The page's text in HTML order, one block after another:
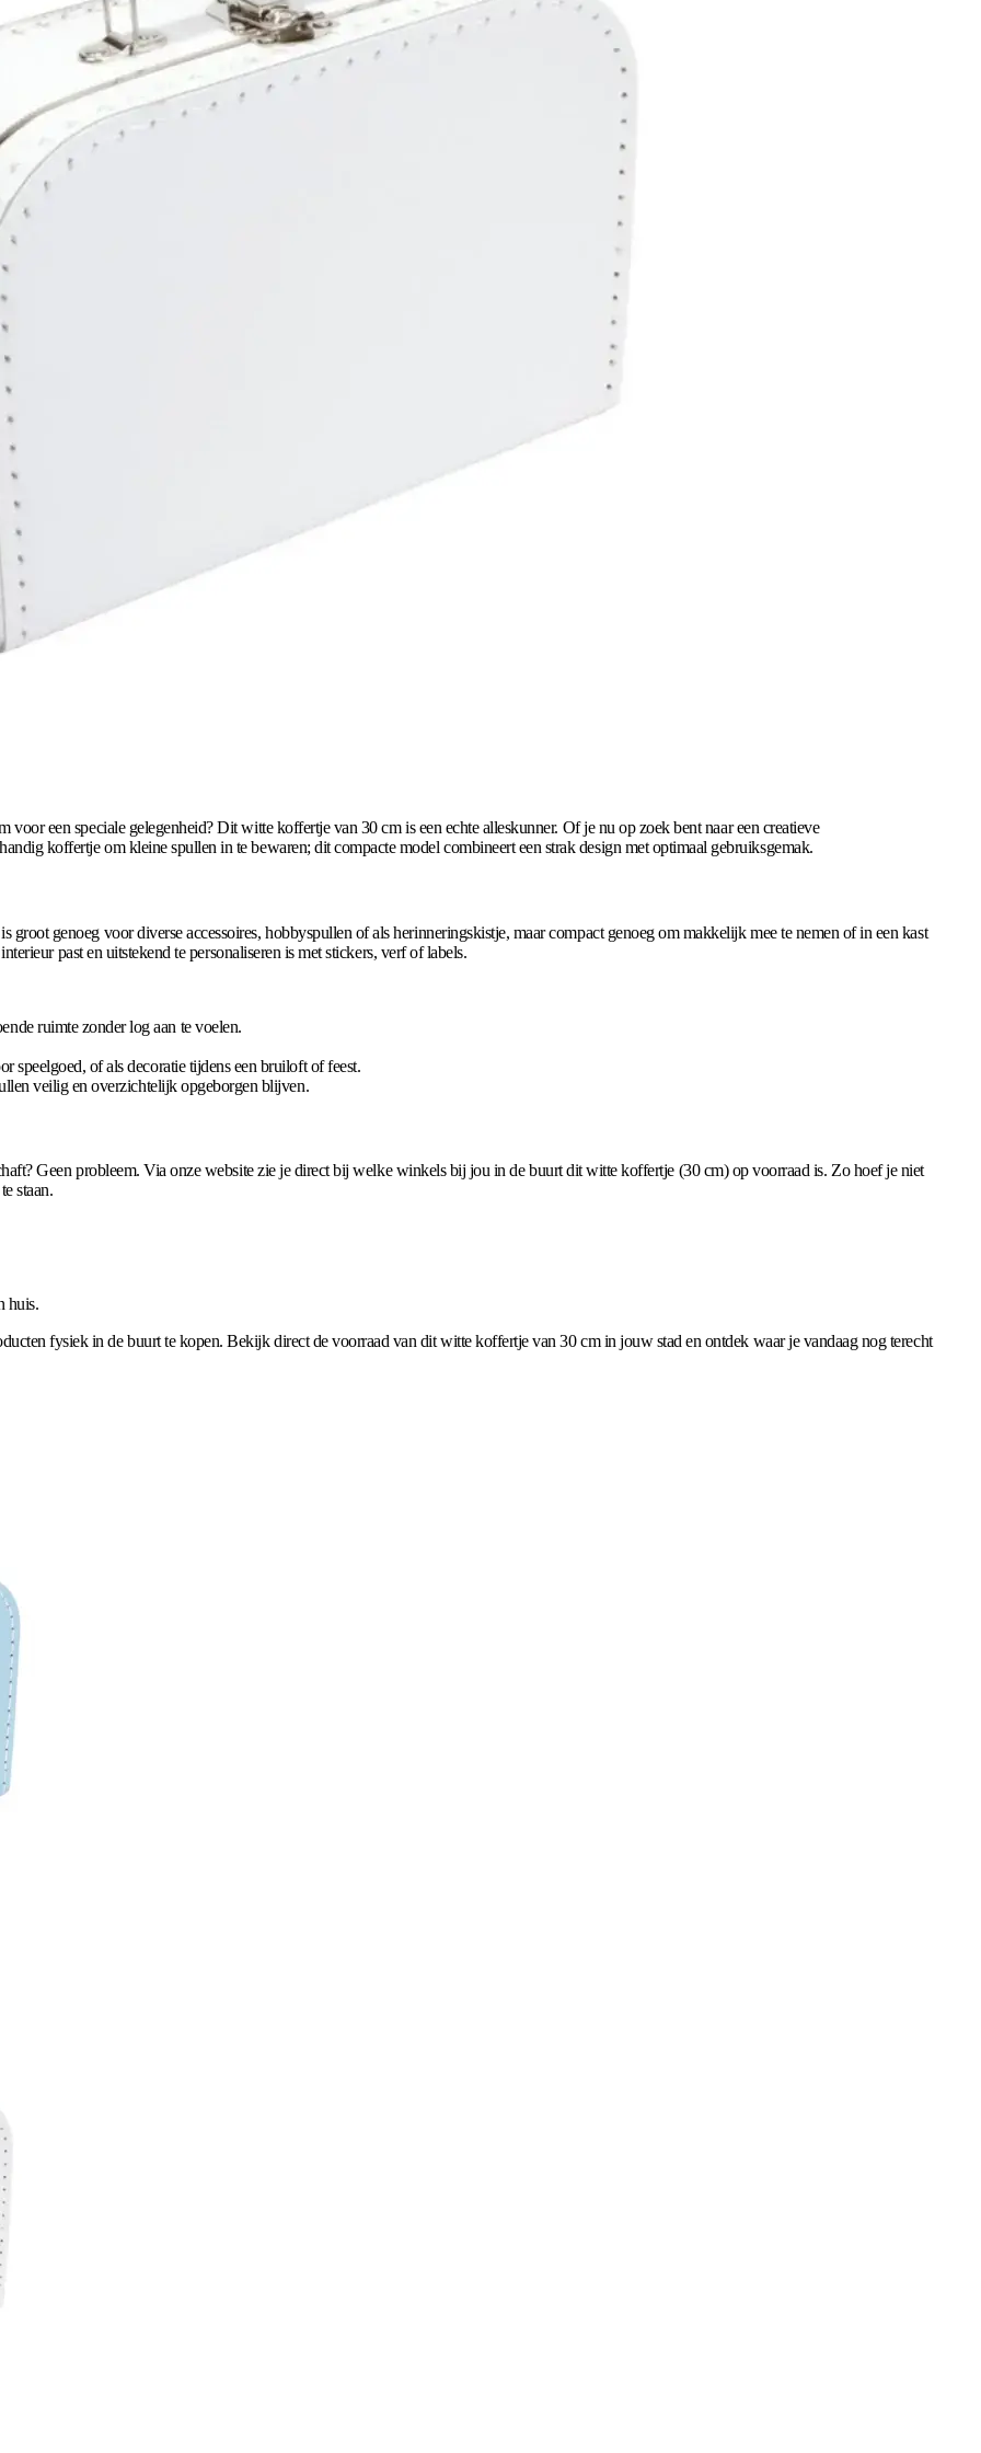
een speciale gelegenheid? Dit witte koffertje van 30 cm is een echte alleskunner. Of je nu op zoek bent naar een creatieve
koffertje om kleine spullen in te bewaren; dit compacte model combineert een strak design met optimaal gebruiksgemak.
genoeg voor diverse accessoires, hobbyspullen of als herinneringskistje, maar compact genoeg om makkelijk mee te nemen of in een kast
past en uitstekend te personaliseren is met stickers, verf of labels.
ruimte zonder log aan te voelen.
speelgoed, of als decoratie tijdens een bruiloft of feest.
veilig en overzichtelijk opgeborgen blijven.
Geen probleem. Via onze website zie je direct bij welke winkels bij jou in de buurt dit witte koffertje (30 cm) op voorraad is. Zo hoef je niet
staan.
huis.
fysiek in de buurt te kopen. Bekijk direct de voorraad van dit witte koffertje van 30 cm in jouw stad en ontdek waar je vandaag nog terecht